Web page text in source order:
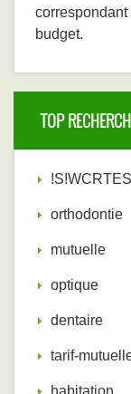
budget.
TOP
orthodontie
mutuelle
optique
dentaire
tarif-